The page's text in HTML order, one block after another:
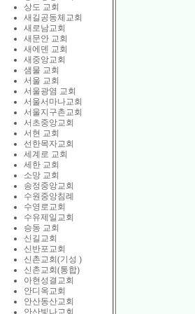
상도 교회
새길공동체교회
새로남교회
새문안 교회
새에덴 교회
새중앙교회
샘물 교회
서울 교회
서울광염 교회
서울서마나교회
서울지구촌교회
서초중앙교회
서현 교회
선한목자교회
세계로 교회
세한 교회
소망 교회
송정중앙교회
수원중앙침례
수영로교회
수유제일교회
승동 교회
신길교회
신반포교회
신촌교회(기성 )
신촌교회(통합)
아현성결교회
안디옥교회
안산동산교회
안산빛나교회